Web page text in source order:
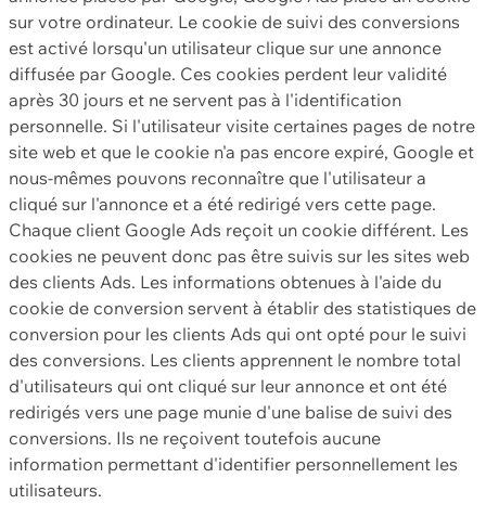
sur votre ordinateur. Le cookie de suivi des conversions
est activé lorsqu'un utilisateur clique sur une annonce
diffusée par Google. Ces cookies perdent leur validité
après 30 jours et ne servent pas à l'identification
personnelle. Si l'utilisateur visite certaines pages de notre
site web et que le cookie n'a pas encore expiré, Google et
nous-mêmes pouvons reconnaître que l'utilisateur a
cliqué sur l'annonce et a été redirigé vers cette page.
Chaque client Google Ads reçoit un cookie différent. Les
cookies ne peuvent donc pas être suivis sur les sites web
des clients Ads. Les informations obtenues à l'aide du
cookie de conversion servent à établir des statistiques de
conversion pour les clients Ads qui ont opté pour le suivi
des conversions. Les clients apprennent le nombre total
d'utilisateurs qui ont cliqué sur leur annonce et ont été
redirigés vers une page munie d'une balise de suivi des
conversions. Ils ne reçoivent toutefois aucune
information permettant d'identifier personnellement les
utilisateurs.